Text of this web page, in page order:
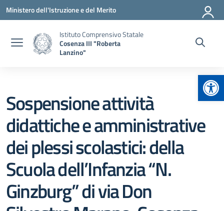
Vai ai contenuti
Vai al menu di navigazione
Vai al footer
Ministero dell'Istruzione e del Merito
Istituto Comprensivo Statale
Cosenza III "Roberta
Lanzino"
Sospensione attività
didattiche e amministrative
dei plessi scolastici: della
Scuola dell’Infanzia “N.
Ginzburg” di via Don